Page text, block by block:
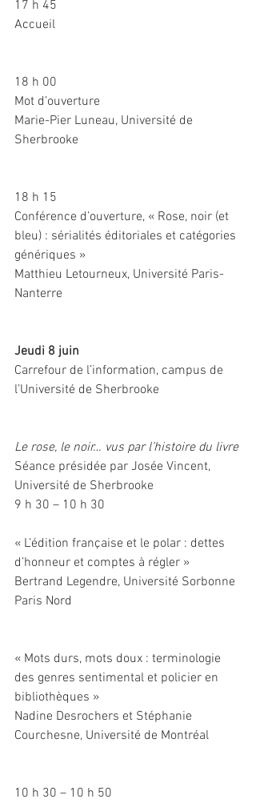
17 h 45
Accueil
18 h 00
Mot d’ouverture
Marie-Pier Luneau, Université de
Sherbrooke
18 h 15
Conférence d’ouverture, « Rose, noir (et
bleu) : sérialités éditoriales et catégories
génériques »
Matthieu Letourneux, Université Paris-
Nanterre
Jeudi 8 juin
Carrefour de l’information, campus de
l’Université de Sherbrooke
Le rose, le noir… vus par l’histoire du livre
Séance présidée par Josée Vincent,
Université de Sherbrooke
9 h 30 – 10 h 30
« L’édition française et le polar : dettes
d’honneur et comptes à régler »
Bertrand Legendre, Université Sorbonne
Paris Nord
« Mots durs, mots doux : terminologie
des genres sentimental et policier en
bibliothèques »
Nadine Desrochers et Stéphanie
Courchesne, Université de Montréal
10 h 30 – 10 h 50